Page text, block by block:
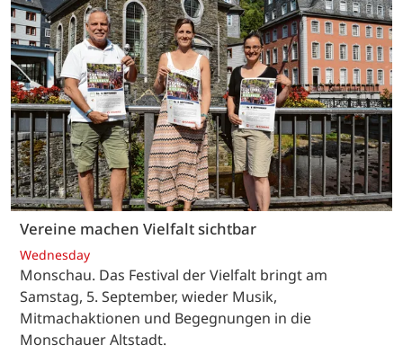
Vereine machen Vielfalt sichtbar
Wednesday
Monschau. Das Festival der Vielfalt bringt am
Samstag, 5. September, wieder Musik,
Mitmachaktionen und Begegnungen in die
Monschauer Altstadt.